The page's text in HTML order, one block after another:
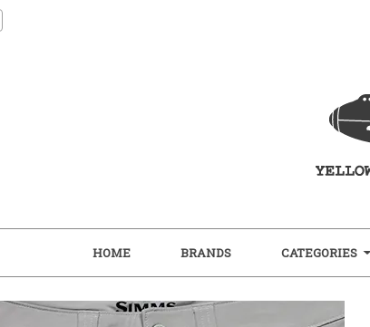
HOME BRANDS CATEGORIES